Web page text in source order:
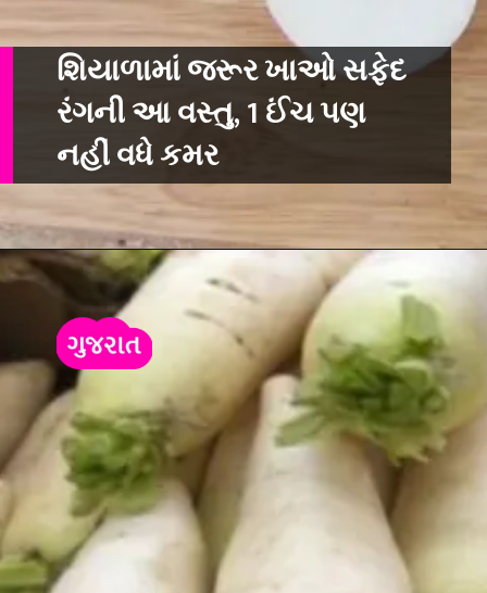
શિયાળામાં જરૂર ખાઓ સફેદ
રંગની આ વસ્તુ, 1 ઈંચ પણ
નહીં વધે કમર